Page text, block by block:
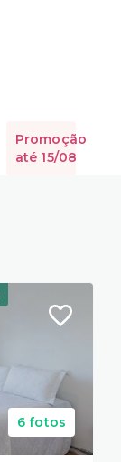
Promoção
até 15/08
6 fotos